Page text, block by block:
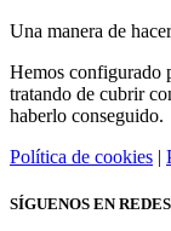
Una manera de
Hemos configurado
tratando de cubrir
haberlo conseguido.
Política de cookies |
SÍGUENOS EN REDES